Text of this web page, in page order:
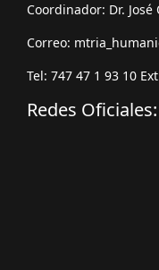
Coordinador: Dr.
Correo:
Tel: 747 47 1 93 10
Redes Oficiales: